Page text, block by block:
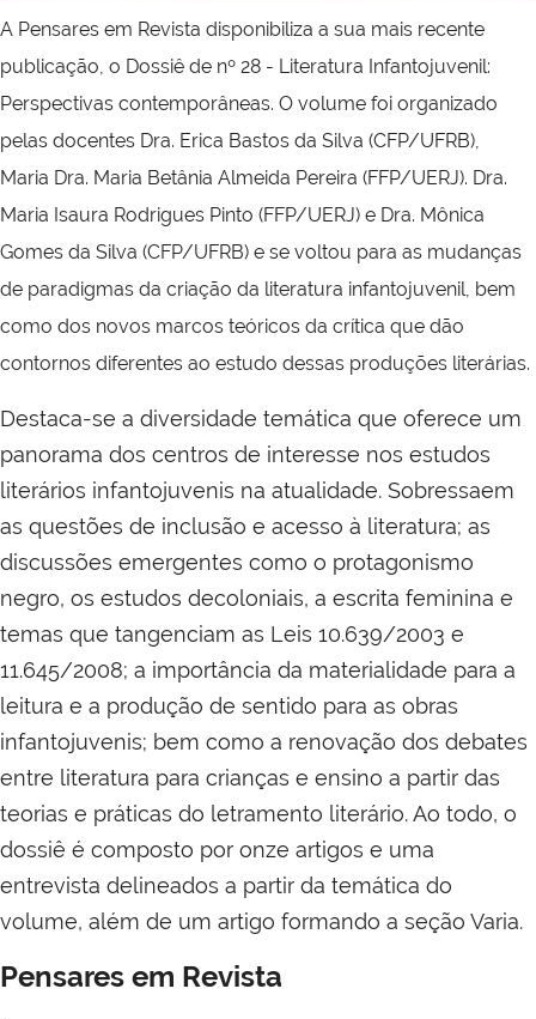
A Pensares em Revista disponibiliza a sua mais recente
publicação, o Dossiê de nº 28 - Literatura Infantojuvenil:
Perspectivas contemporâneas. O volume foi organizado
pelas docentes Dra. Erica Bastos da Silva (CFP/UFRB),
Maria Dra. Maria Betânia Almeida Pereira (FFP/UERJ). Dra.
Maria Isaura Rodrigues Pinto (FFP/UERJ) e Dra. Mônica
Gomes da Silva (CFP/UFRB) e se voltou para as mudanças
de paradigmas da criação da literatura infantojuvenil, bem
como dos novos marcos teóricos da crítica que dão
contornos diferentes ao estudo dessas produções literárias.
Destaca-se a diversidade temática que oferece um
panorama dos centros de interesse nos estudos
literários infantojuvenis na atualidade. Sobressaem
as questões de inclusão e acesso à literatura; as
discussões emergentes como o protagonismo
negro, os estudos decoloniais, a escrita feminina e
temas que tangenciam as Leis 10.639/2003 e
11.645/2008; a importância da materialidade para a
leitura e a produção de sentido para as obras
infantojuvenis; bem como a renovação dos debates
entre literatura para crianças e ensino a partir das
teorias e práticas do letramento literário. Ao todo, o
dossiê é composto por onze artigos e uma
entrevista delineados a partir da temática do
volume, além de um artigo formando a seção Varia.
Pensares em Revista